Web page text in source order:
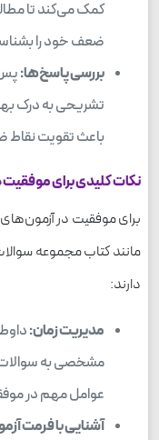
کمک می‌کند تا
ضعف خود را
بررسی پاسخ‌ها:
تشریحی به درک
باعث تقویت
نکات کلیدی برای
برای موفقیت در آزمون‌های
مانند کتاب مجموعه
دارند:
مدیریت زمان:
مشخصی به سوالات
عوامل مهم در
آشنایی با فرمت